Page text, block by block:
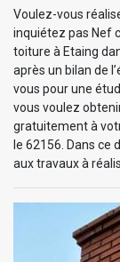
Voulez-vous
inquiétez pas Nef
toiture à Etaing
après un bilan de
vous pour une
vous voulez
gratuitement à
le 62156. Dans ce
aux travaux à